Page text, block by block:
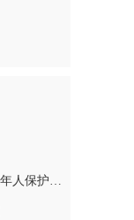
湖南省实施《中华人民共和国未成年人保护法》若干规定